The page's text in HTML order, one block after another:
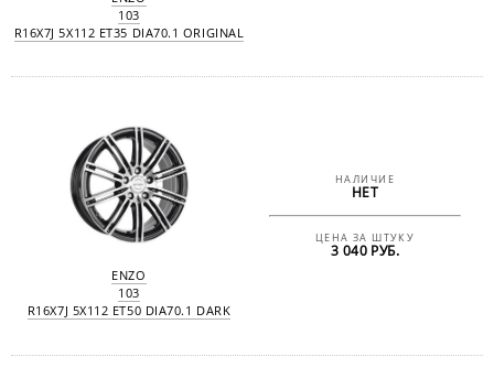
103
R16X7J 5X112 ET35 DIA70.1 ORIGINAL
ENZO
103
R16X7J 5X112 ET50 DIA70.1 DARK
НАЛИЧИЕ
НЕТ
ЦЕНА ЗА ШТУКУ
3 040 РУБ.